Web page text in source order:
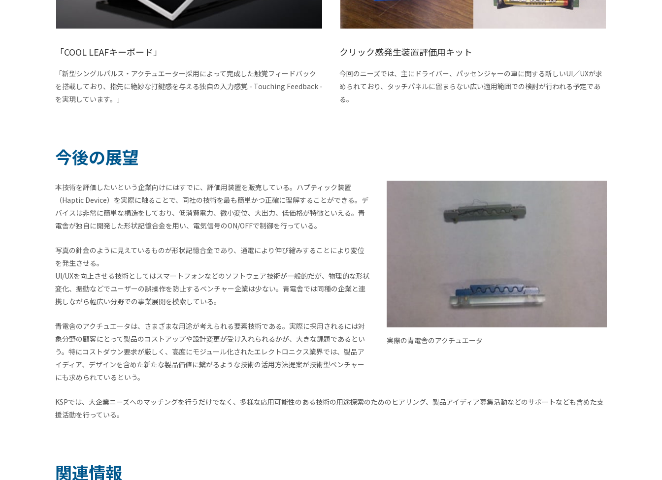
「COOL LEAFキーボード」
「新型シングルパルス・アクチュエーター採用によって完成した触覚フィードバック
を搭載しており、指先に絶妙な打鍵感を与える独自の入力感覚 - Touching Feedback -
を実現しています。」
クリック感発生装置評価用キット
今回のニーズでは、主にドライバー、パッセンジャーの車に関する新しいUI／UXが求
められており、タッチパネルに留まらない広い適用範囲での検討が行われる予定であ
る。
今後の展望
実際の青電舎のアクチュエータ
本技術を評価したいという企業向けにはすでに、評価用装置を販売している。ハプティック装置
（Haptic Device）を実際に触ることで、同社の技術を最も簡単かつ正確に理解することができる。デ
バイスは非常に簡単な構造をしており、低消費電力、微小変位、大出力、低価格が特徴といえる。青
電舎が独自に開発した形状記憶合金を用い、電気信号のON/OFFで制御を行っている。
写真の針金のように見えているものが形状記憶合金であり、通電により伸び縮みすることにより変位
を発生させる。
UI/UXを向上させる技術としてはスマートフォンなどのソフトウェア技術が一般的だが、物理的な形状
変化、振動などでユーザーの誤操作を防止するベンチャー企業は少ない。青電舎では同種の企業と連
携しながら幅広い分野での事業展開を模索している。
青電舎のアクチュエータは、さまざまな用途が考えられる要素技術である。実際に採用されるには対
象分野の顧客にとって製品のコストアップや設計変更が受け入れられるかが、大きな課題であるとい
う。特にコストダウン要求が厳しく、高度にモジュール化されたエレクトロニクス業界では、製品ア
イディア、デザインを含めた新たな製品価値に繋がるような技術の活用方法提案が技術型ベンチャー
にも求められているという。
KSPでは、大企業ニーズへのマッチングを行うだけでなく、多様な応用可能性のある技術の用途探索のためのヒアリング、製品アイディア募集活動などのサポートなども含めた支
援活動を行っている。
関連情報